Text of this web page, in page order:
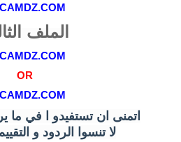
الملف
OR
اتمنى ان تستفيدو ا في
لا تنسوا الردود و